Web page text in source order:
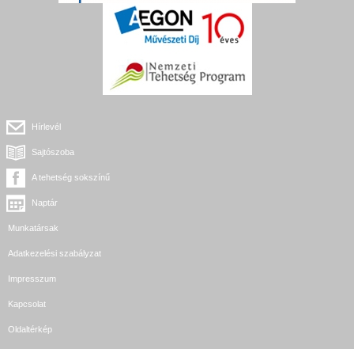
Hírlevél
Sajtószoba
A tehetség sokszínű
Naptár
Munkatársak
Adatkezelési szabályzat
Impresszum
Kapcsolat
Oldaltérkép